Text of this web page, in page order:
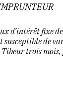
d’intérêt fixe
susceptible de
trois mois,